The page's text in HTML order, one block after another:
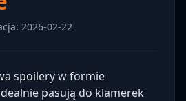
2026-02-22
spoilery w formie
pasują do klamerek